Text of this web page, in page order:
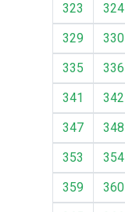
323
324
329
330
335
336
341
342
347
348
353
354
359
360